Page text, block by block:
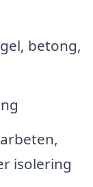
betong,
isolering